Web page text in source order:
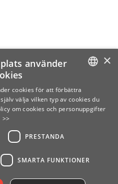
SWEDISH
×
använder
cookies för att förbättra
välja vilken typ av cookies du
om cookies och personuppgifter
>>
PRESTANDA
SMARTA FUNKTIONER